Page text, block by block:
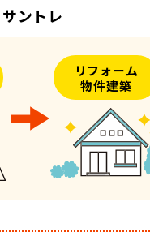
サントレ
リフォーム
物件建築